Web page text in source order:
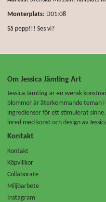
Monterplats: D01:08
Så pepp!!! Ses vi?
Om Jessica Jämting Art
Jessica Jämting är en svensk
blommor är återkommande teman
ingredienser för ett stimulerat
inred med konst och design av
Kontakt
Kontakt
Köpvillkor
Collaborate
Miljöarbete
Instagram